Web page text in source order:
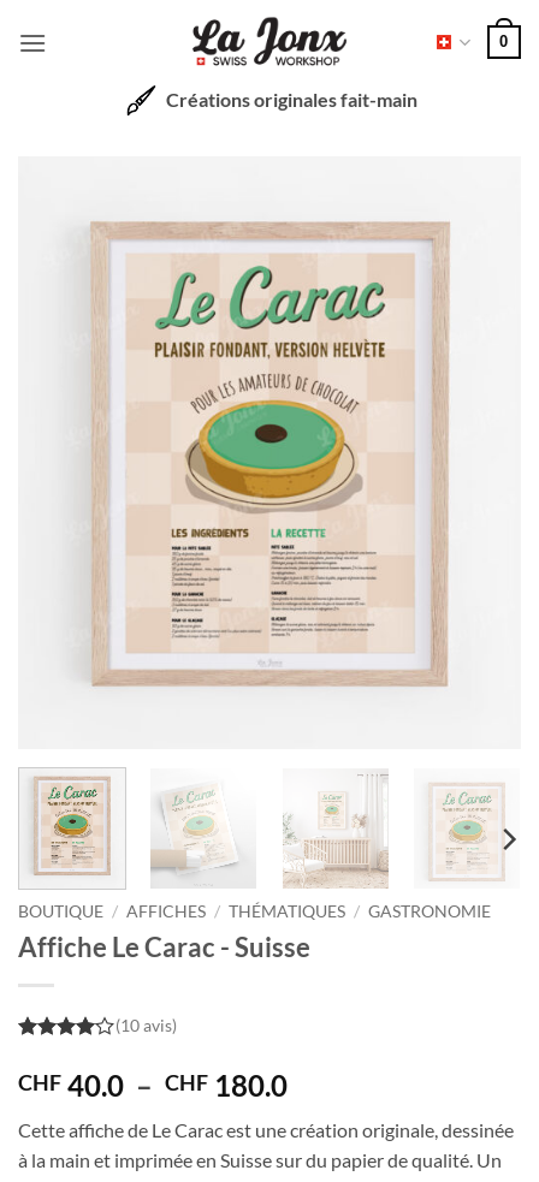
0
Créations originales fait-main
BOUTIQUE / AFFICHES / THÉMATIQUES / GASTRONOMIE
Affiche Le Carac - Suisse
5
(10 avis)
CHF 40.0 – CHF 180.0Plage
prix :
CHF 40.0
Cette affiche de Le Carac est une création originale, dessinée
à la main et imprimée en Suisse sur du papier de qualité. Un